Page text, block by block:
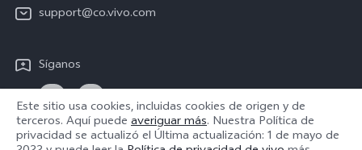
support@co.vivo.com
Síganos
Este sitio usa cookies, incluidas cookies de origen y de
terceros. Aquí puede averiguar más. Nuestra Política de
privacidad se actualizó el Última actualización: 1 de mayo de